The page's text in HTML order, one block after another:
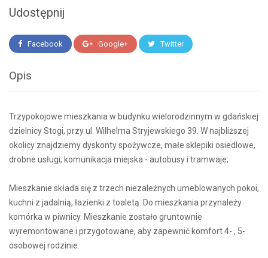
Udostępnij
Facebook Google+ Twitter
Opis
Trzypokojowe mieszkania w budynku wielorodzinnym w gdańskiej
dzielnicy Stogi, przy ul. Wilhelma Stryjewskiego 39. W najbliższej
okolicy znajdziemy dyskonty spożywcze, małe sklepiki osiedlowe,
drobne usługi, komunikacja miejska - autobusy i tramwaje;
Mieszkanie składa się z trzech niezależnych umeblowanych pokoi,
kuchni z jadalnią, łazienki z toaletą. Do mieszkania przynależy
komórka w piwnicy. Mieszkanie zostało gruntownie
wyremontowane i przygotowane, aby zapewnić komfort 4- , 5-
osobowej rodzinie.